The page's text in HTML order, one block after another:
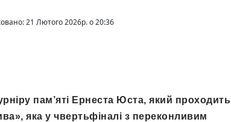
21 Лютого 2026р. о 20:36
пам’яті Ернеста Юста, який проходить
яка у чвертьфіналі з переконливим